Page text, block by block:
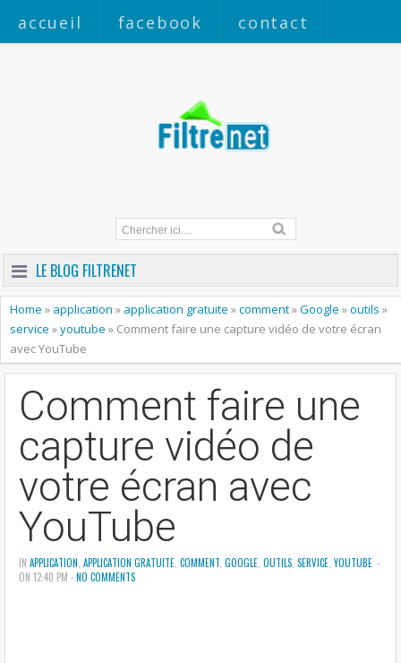
accueil facebook contact
LE BLOG FILTRENET
Home » application » application gratuite »comment»Google »outils »
service »youtube » Comment faire une capture vidéo de votre écran
avec YouTube
Comment faire une
capture vidéo de
votre écran avec
YouTube
IN APPLICATION APPLICATION GRATUITE COMMENT GOOGLE OUTILS SERVICE YOUTUBE -
ON 12:40 PM -NO COMMENTS